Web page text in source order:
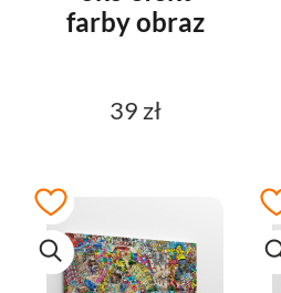
farby obraz
39 zł